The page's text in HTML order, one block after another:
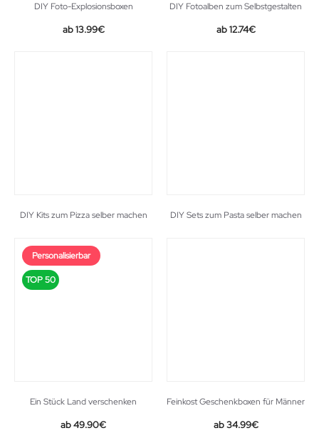
DIY Foto-Explosionsboxen
13.99€
DIY Fotoalben zum Selbstgestalten
Original
12.74€Current
DIY Kits zum Pizza selber machen DIY Sets zum Pasta selber machen
Personalisierbar
TOP 50
Ein Stück Land verschenken
49.90€
Feinkost Geschenkboxen für Männer
34.99€